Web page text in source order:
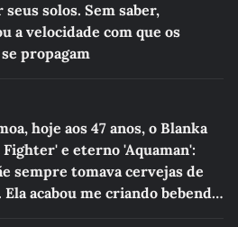
solos. Sem saber,
a velocidade com que os
propagam
hoje aos 47 anos, o Blanka
e eterno 'Aquaman':
sempre tomava cervejas de
acabou me criando bebendo